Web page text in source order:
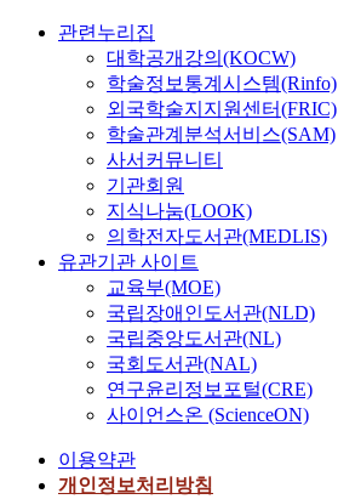
관련누리집
대학공개강의(KOCW)
학술정보통계시스템(Rinfo)
외국학술지지원센터(FRIC)
학술관계분석서비스(SAM)
사서커뮤니티
기관회원
지식나눔(LOOK)
의학전자도서관(MEDLIS)
유관기관 사이트
교육부(MOE)
국립장애인도서관(NLD)
국립중앙도서관(NL)
국회도서관(NAL)
연구윤리정보포털(CRE)
사이언스온 (ScienceON)
이용약관
개인정보처리방침